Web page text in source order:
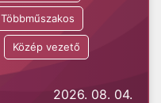
Többműszakos
Közép vezető
2026. 08. 04.